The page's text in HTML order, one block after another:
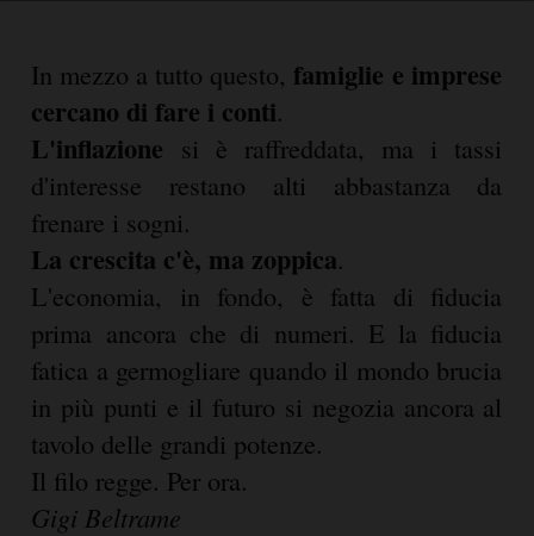
In mezzo a tutto questo, famiglie e imprese
cercano di fare i conti.
L'inflazione si è raffreddata, ma i tassi
d'interesse restano alti abbastanza da
frenare i sogni.
La crescita c'è, ma zoppica.
L'economia, in fondo, è fatta di fiducia
prima ancora che di numeri. E la fiducia
fatica a germogliare quando il mondo brucia
in più punti e il futuro si negozia ancora al
tavolo delle grandi potenze.
Il filo regge. Per ora.
Gigi Beltrame